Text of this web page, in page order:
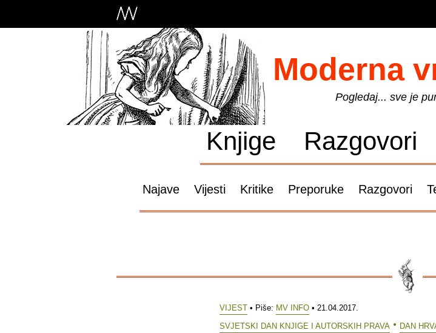
Moderna
Pogledaj... sve je
Knjige Razgovori
Najave Vijesti Kritike Preporuke Razgovori
VIJEST • Piše: MV INFO • 21.04.2017.
SVJETSKI DAN KNJIGE I AUTORSKIH PRAVA
DAN